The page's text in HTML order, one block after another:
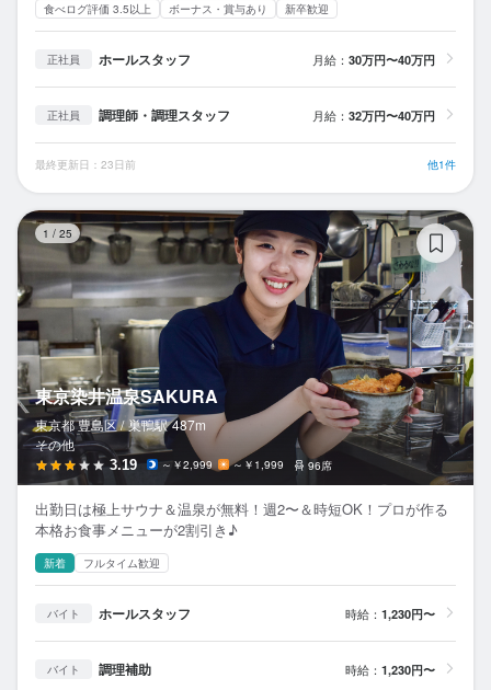
食べログ評価 3.5以上 ボーナス・賞与あり 新卒歓迎
正社員 ホールスタッフ 月給： 30万円〜40万円
正社員 調理師・調理スタッフ 月給： 32万円〜40万円
最終更新日：23日前 他1件
1 / 25
東京染井温泉SAKURA
東京都 豊島区 / 巣鴨駅 487m
その他
3.19 ～￥2,999 ～￥1,999 96席
出勤日は極上サウナ＆温泉が無料！週2〜＆時短OK！プロが作る
本格お食事メニューが2割引き♪
新着 フルタイム歓迎
バイト ホールスタッフ 時給： 1,230円〜
バイト 調理補助 時給： 1,230円〜